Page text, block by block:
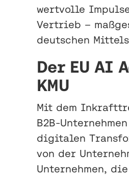
wertvolle
Vertrieb –
deutschen
Der EU AI
KMU
Mit dem
B2B-
digitalen
von der
Unternehmen,